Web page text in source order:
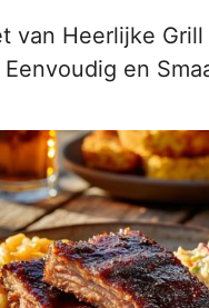
van Heerlijke Grill
Eenvoudig en